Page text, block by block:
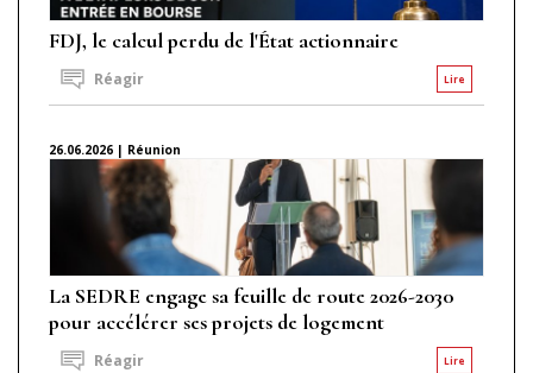
FDJ, le calcul perdu de l'État actionnaire
Lire
Réagir
26.06.2026 | Réunion
La SEDRE engage sa feuille de route 2026-2030
pour accélérer ses projets de logement
Lire
Réagir